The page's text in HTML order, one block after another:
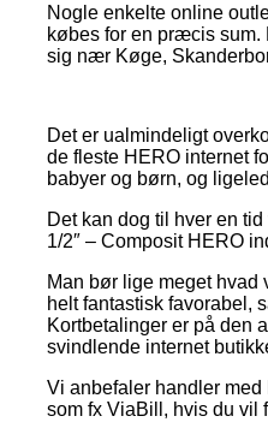
Nogle enkelte online
købes for en præcis sum.
sig nær Køge,
Det er ualmindeligt
de fleste HERO internet
babyer og børn, og
Det kan dog til hver en
1/2″ – Composit HERO
Man bør lige meget
helt fantastisk favorabel,
Kortbetalinger er på den
svindlende internet
Vi anbefaler handler
som fx ViaBill, hvis du vil